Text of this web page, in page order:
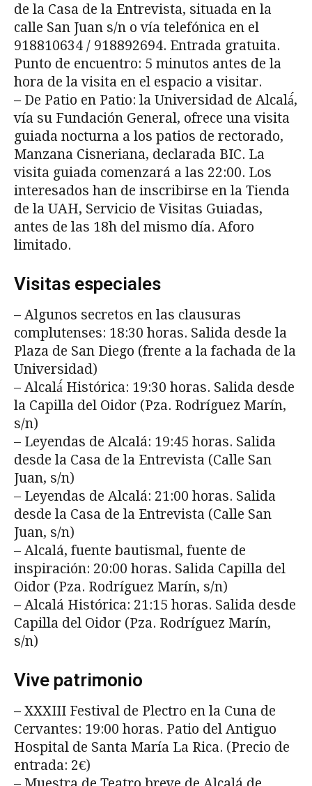
de la Casa de la Entrevista, situada en la
calle San Juan s/n o vía telefónica en el
918810634 / 918892694. Entrada gratuita.
Punto de encuentro: 5 minutos antes de la
hora de la visita en el espacio a visitar.
– De Patio en Patio: la Universidad de Alcalá́,
vía su Fundación General, ofrece una visita
guiada nocturna a los patios de rectorado,
Manzana Cisneriana, declarada BIC. La
visita guiada comenzará a las 22:00. Los
interesados han de inscribirse en la Tienda
de la UAH, Servicio de Visitas Guiadas,
antes de las 18h del mismo día. Aforo
limitado.
Visitas especiales
– Algunos secretos en las clausuras
complutenses: 18:30 horas. Salida desde la
Plaza de San Diego (frente a la fachada de la
Universidad)
– Alcalá́ Histórica: 19:30 horas. Salida desde
la Capilla del Oidor (Pza. Rodríguez Marín,
s/n)
– Leyendas de Alcalá: 19:45 horas. Salida
desde la Casa de la Entrevista (Calle San
Juan, s/n)
– Leyendas de Alcalá: 21:00 horas. Salida
desde la Casa de la Entrevista (Calle San
Juan, s/n)
– Alcalá, fuente bautismal, fuente de
inspiración: 20:00 horas. Salida Capilla del
Oidor (Pza. Rodríguez Marín, s/n)
– Alcalá Histórica: 21:15 horas. Salida desde
Capilla del Oidor (Pza. Rodríguez Marín,
s/n)
Vive patrimonio
– XXXIII Festival de Plectro en la Cuna de
Cervantes: 19:00 horas. Patio del Antiguo
Hospital de Santa María La Rica. (Precio de
entrada: 2€)